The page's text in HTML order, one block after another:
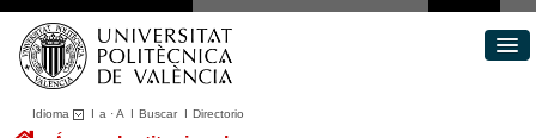
Idioma I a ·A I BuscarI Directorio